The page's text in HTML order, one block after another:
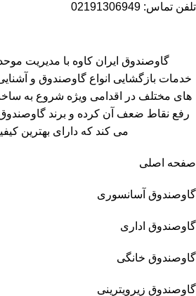
تلفن تماس: 02191306949
گاوصندوق ایران کاوه با مدیریت
خدمات بازگشایی انواع گاوصندوق و
های مختلف در اقدامی ویژه شروع به
می کند که دارای بهترین
صفحه اصلی
گاوصندوق آسانسوری
گاوصندوق اداری
گاوصندوق خانگی
گاوصندوق زیرویترینی